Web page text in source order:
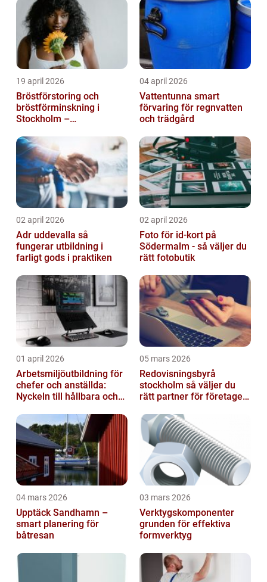
19 april 2026
Bröstförstoring och
bröstförminskning i
Stockholm –
04 april 2026
Vattentunna smart
förvaring för regnvatten
och trädgård
02 april 2026
Adr uddevalla så
fungerar utbildning i
farligt gods i praktiken
02 april 2026
Foto för id-kort på
Södermalm - så väljer du
rätt fotobutik
01 april 2026
Arbetsmiljöutbildning för
chefer och anställda:
Nyckeln till hållbara och
05 mars 2026
Redovisningsbyrå
stockholm så väljer du
rätt partner för företagets
04 mars 2026
Upptäck Sandhamn –
smart planering för
båtresan
03 mars 2026
Verktygskomponenter
grunden för effektiva
formverktyg